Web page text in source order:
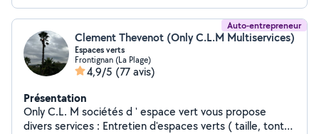
Auto-entrepreneur
Clement Thevenot (Only C.L.M Multiservices)
Espaces verts
Frontignan (La Plage)
4,9/5 (77 avis)
Présentation
Only C.L. M sociétés d ' espace vert vous propose
divers services : Entretien d'espaces verts ( taille, tonte,